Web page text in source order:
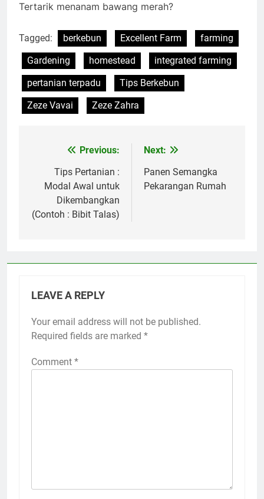
Tertarik menanam bawang merah?
Tagged: berkebun Excellent Farm
farming
Gardening
homestead
integrated farming
pertanian terpadu
Tips Berkebun
Zeze Vavai
Zeze Zahra
navigation
Previous:
Tips Pertanian :
Modal Awal untuk
Dikembangkan
(Contoh : Bibit Talas)
Next:
Panen Semangka
Pekarangan Rumah
LEAVE A REPLY
Your email address will not be published.
Required fields are marked *
Comment *